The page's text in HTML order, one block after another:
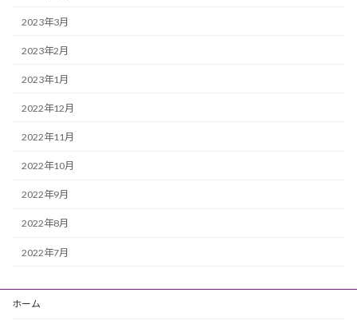
2023年3月
2023年2月
2023年1月
2022年12月
2022年11月
2022年10月
2022年9月
2022年8月
2022年7月
ホーム